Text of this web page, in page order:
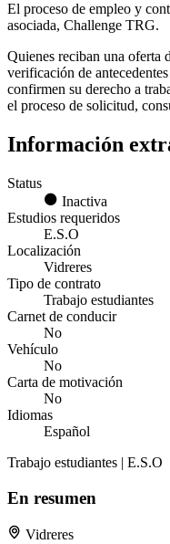
El proceso de empleo y
asociada, Challenge TRG.
Quienes reciban una oferta
verificación de
confirmen su derecho a
el proceso de solicitud,
Información
Status
Inactiva
Estudios requeridos
E.S.O
Localización
Vidreres
Tipo de contrato
Trabajo estudiantes
Carnet de conducir
No
Vehículo
No
Carta de motivación
No
Idiomas
Español
Trabajo estudiantes | E.S.O
En resumen
Vidreres